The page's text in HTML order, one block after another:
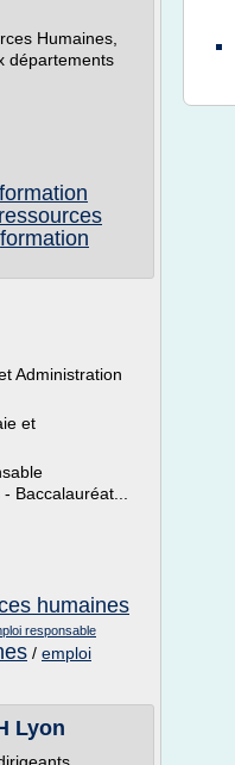
Humaines,
départements
formation
formation
Administration
et
Baccalauréat...
humaines
responsable
/ emploi
Lyon